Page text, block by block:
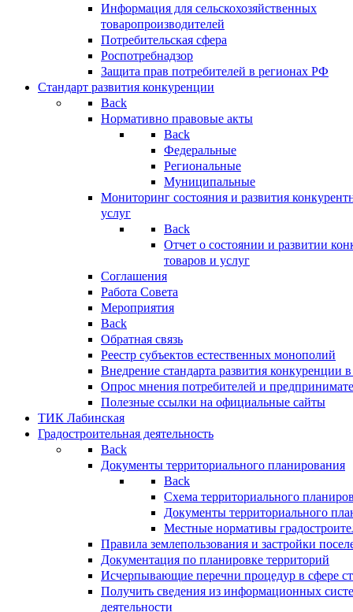
Информация для сельскохозяйственных
товаропроизводителей
Потребительская сфера
Роспотребнадзор
Защита прав потребителей в регионах РФ
Стандарт развития конкуренции
Back
Нормативно правовые акты
Back
Федеральные
Региональные
Муниципальные
Мониторинг состояния и развития
услуг
Back
Отчет о состоянии и развитии
товаров и услуг
Соглашения
Работа Совета
Мероприятия
Back
Обратная связь
Реестр субъектов естественных монополий
Внедрение стандарта развития конкуренции
Опрос мнения потребителей и
Полезные ссылки на официальные сайты
ТИК Лабинская
Градостроительная деятельность
Back
Документы территориального планирования
Back
Схема территориального
Документы территориального
Местные нормативы
Правила землепользования и застройки
Документация по планировке территорий
Исчерпывающие перечни процедур в сфере
Получить сведения из информационных
деятельности